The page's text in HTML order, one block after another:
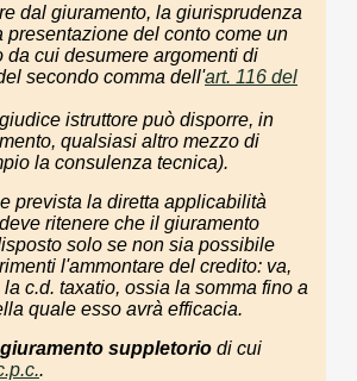
dal giuramento, la giurisprudenza
presentazione del conto come un
da cui desumere argomenti di
secondo comma dell'art. 116 del
istruttore può disporre, in
qualsiasi altro mezzo di
la consulenza tecnica).
prevista la diretta applicabilità
ritenere che il giuramento
solo se non sia possibile
l'ammontare del credito: va,
c.d. taxatio, ossia la somma fino a
quale esso avrà efficacia.
giuramento suppletorio di cui
.